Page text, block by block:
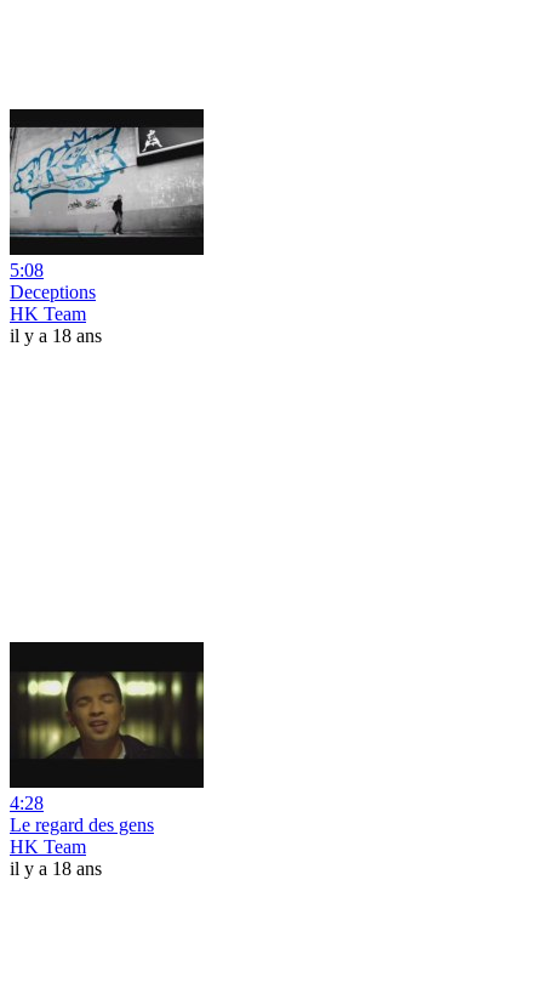
5:08
Deceptions
HK Team
il y a 18 ans
4:28
Le regard des gens
HK Team
il y a 18 ans